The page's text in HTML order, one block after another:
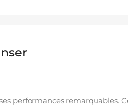
performances remarquables.